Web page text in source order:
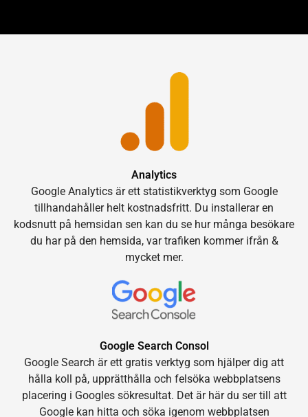
Analytics
Google Analytics är ett statistikverktyg som Google
tillhandahåller helt kostnadsfritt. Du installerar en
kodsnutt på hemsidan sen kan du se hur många besökare
du har på den hemsida, var trafiken kommer ifrån &
mycket mer.
Google Search Consol
Google Search är ett gratis verktyg som hjälper dig att
hålla koll på, upprätthålla och felsöka webbplatsens
placering i Googles sökresultat. Det är här du ser till att
Google kan hitta och söka igenom webbplatsen